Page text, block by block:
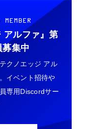
MEMBER
アルファ』 第
募集中
クノエッジ アル
イベント招待や
専用Discordサー